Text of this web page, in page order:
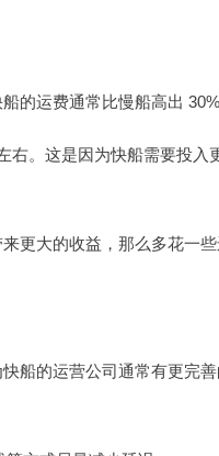
的运费通常比慢船高出 30%
。这是因为快船需要投
更大的收益，那么多花一
船的运营公司通常有更完